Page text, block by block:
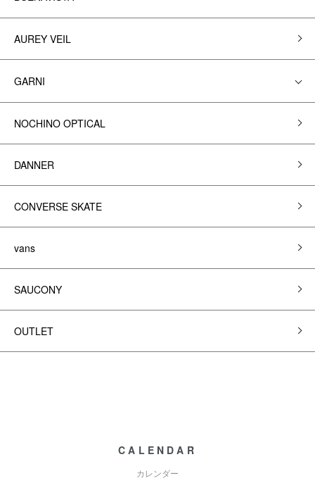
AUREY VEIL
GARNI
NOCHINO OPTICAL
DANNER
CONVERSE SKATE
vans
SAUCONY
OUTLET
CALENDAR
カレンダー